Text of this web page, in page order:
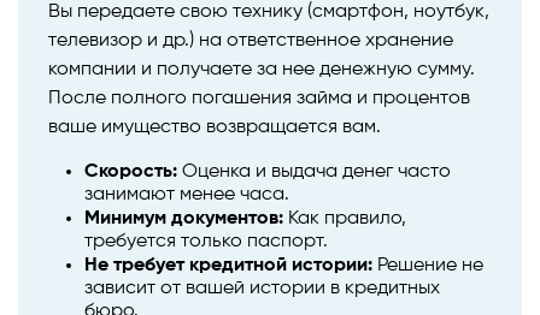
Вы передаете свою технику (смартфон, ноутбук,
телевизор и др.) на ответственное хранение
компании и получаете за нее денежную сумму.
После полного погашения займа и процентов
ваше имущество возвращается вам.
Скорость: Оценка и выдача денег часто
занимают менее часа.
Минимум документов: Как правило,
требуется только паспорт.
Не требует кредитной истории: Решение не
зависит от вашей истории в кредитных
бюро.